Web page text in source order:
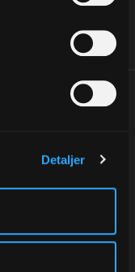
Detaljer